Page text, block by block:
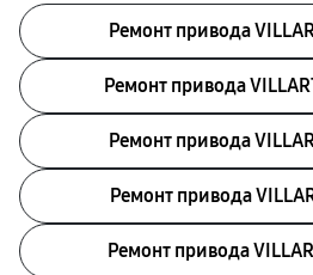
Ремонт привода
Ремонт привода
Ремонт привода
Ремонт привода
Ремонт привода